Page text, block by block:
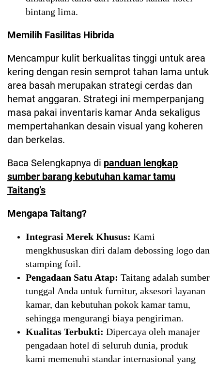
bintang lima.
Memilih Fasilitas Hibrida
Mencampur kulit berkualitas tinggi untuk area
kering dengan resin semprot tahan lama untuk
area basah merupakan strategi cerdas dan
hemat anggaran. Strategi ini memperpanjang
masa pakai inventaris kamar Anda sekaligus
mempertahankan desain visual yang koheren
dan berkelas.
Baca Selengkapnya di panduan lengkap
sumber barang kebutuhan kamar tamu
Taitang’s
Mengapa Taitang?
Integrasi Merek Khusus: Kami
mengkhususkan diri dalam debossing logo dan
stamping foil.
Pengadaan Satu Atap: Taitang adalah sumber
tunggal Anda untuk furnitur, aksesori layanan
kamar, dan kebutuhan pokok kamar tamu,
sehingga mengurangi biaya pengiriman.
Kualitas Terbukti: Dipercaya oleh manajer
pengadaan hotel di seluruh dunia, produk
kami memenuhi standar internasional yang